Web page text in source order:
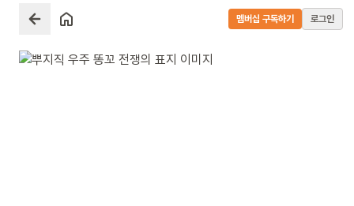
멤버십 구독하기 로그인